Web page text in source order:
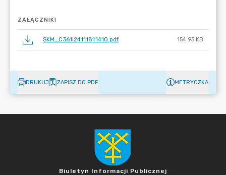
ZAŁĄCZNIKI
SKM_C361i24111811410.pdf 154.93 KB
DRUKUJ ZAPISZ DO PDF METRYCZKA
Biuletyn Informacji Publicznej